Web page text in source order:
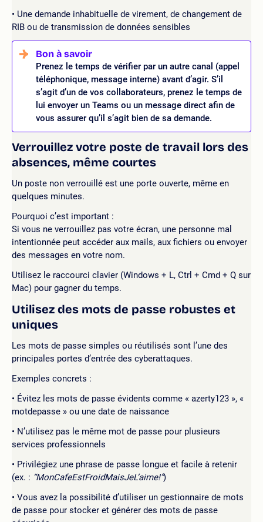
Une demande inhabituelle de virement, de changement de
RIB ou de transmission de données sensibles
Prenez le temps de vérifier par un autre canal (appel
téléphonique, message interne) avant d’agir. S’il
s’agit d’un de vos collaborateurs, prenez le temps de
lui envoyer un Teams ou un message direct afin de
vous assurer qu’il s’agit bien de sa demande.
Verrouillez votre poste de travail lors des
absences, même courtes
Un poste non verrouillé est une porte ouverte, même en
quelques minutes.
Pourquoi c’est important :
Si vous ne verrouillez pas votre écran, une personne mal
intentionnée peut accéder aux mails, aux fichiers ou envoyer
des messages en votre nom.
Utilisez le raccourci clavier (Windows + L, Ctrl + Cmd + Q sur
Mac) pour gagner du temps.
Utilisez des mots de passe robustes et
uniques
Les mots de passe simples ou réutilisés sont l’une des
principales portes d’entrée des cyberattaques.
Exemples concrets :
Évitez les mots de passe évidents comme « azerty123 », «
motdepasse » ou une date de naissance
N’utilisez pas le même mot de passe pour plusieurs
services professionnels
Privilégiez une phrase de passe longue et facile à retenir
(ex. : “MonCafeEstFroidMaisJeL’aime!”)
Vous avez la possibilité d’utiliser un gestionnaire de mots
de passe pour stocker et générer des mots de passe